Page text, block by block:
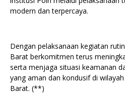
modern dan terpercaya.
Dengan pelaksanaan kegiatan
Barat berkomitmen terus
serta menjaga situasi keamanan
yang aman dan kondusif di
Barat. (**)